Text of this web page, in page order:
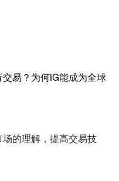
易？为何IG能成为全球
的理解，提高交易技